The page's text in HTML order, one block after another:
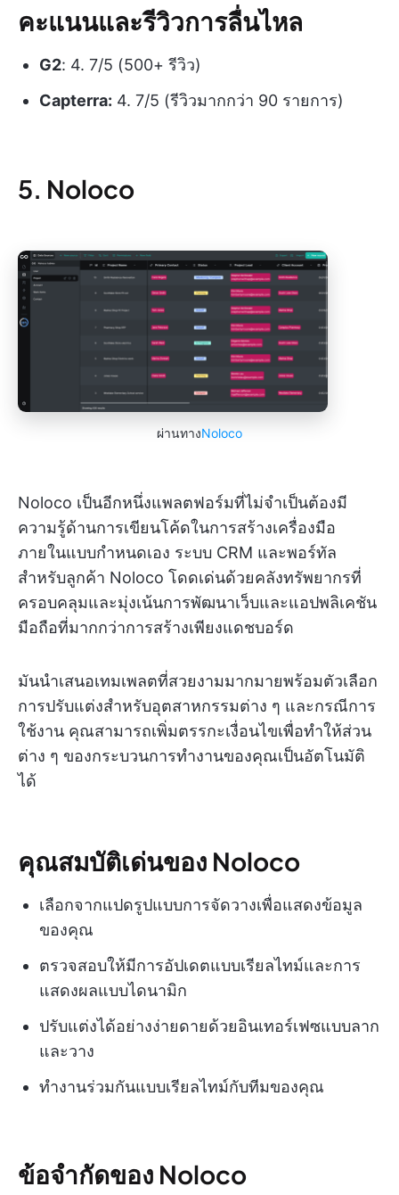
คะแนนและรีวิวการลื่นไหล
G2: 4. 7/5 (500+ รีวิว)
Capterra: 4. 7/5 (รีวิวมากกว่า 90 รายการ)
5. Noloco
ผ่านทางNoloco
Noloco เป็นอีกหนึ่งแพลตฟอร์มที่ไม่จำเป็นต้องมี
ความรู้ด้านการเขียนโค้ดในการสร้างเครื่องมือ
ภายในแบบกำหนดเอง ระบบ CRM และพอร์ทัล
สำหรับลูกค้า Noloco โดดเด่นด้วยคลังทรัพยากรที่
ครอบคลุมและมุ่งเน้นการพัฒนาเว็บและแอปพลิเคชัน
มือถือที่มากกว่าการสร้างเพียงแดชบอร์ด
มันนำเสนอเทมเพลตที่สวยงามมากมายพร้อมตัวเลือก
การปรับแต่งสำหรับอุตสาหกรรมต่าง ๆ และกรณีการ
ใช้งาน คุณสามารถเพิ่มตรรกะเงื่อนไขเพื่อทำให้ส่วน
ต่าง ๆ ของกระบวนการทำงานของคุณเป็นอัตโนมัติ
ได้
คุณสมบัติเด่นของ Noloco
เลือกจากแปดรูปแบบการจัดวางเพื่อแสดงข้อมูล
ของคุณ
ตรวจสอบให้มีการอัปเดตแบบเรียลไทม์และการ
แสดงผลแบบไดนามิก
ปรับแต่งได้อย่างง่ายดายด้วยอินเทอร์เฟซแบบลาก
และวาง
ทำงานร่วมกันแบบเรียลไทม์กับทีมของคุณ
ข้อจำกัดของ Noloco